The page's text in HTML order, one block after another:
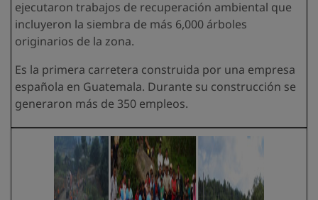
ejecutaron trabajos de recuperación ambiental que
incluyeron la siembra de más 6,000 árboles
originarios de la zona.
Es la primera carretera construida por una empresa
española en Guatemala. Durante su construcción se
generaron más de 350 empleos.